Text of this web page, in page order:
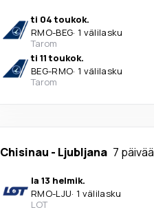
ti 04 toukok.
RMO-BEG· 1 välilasku
Tarom
ti 11 toukok.
BEG-RMO· 1 välilasku
Tarom
Chisinau - Ljubljana 7 päivää
la 13 helmik.
RMO-LJU· 1 välilasku
LOT